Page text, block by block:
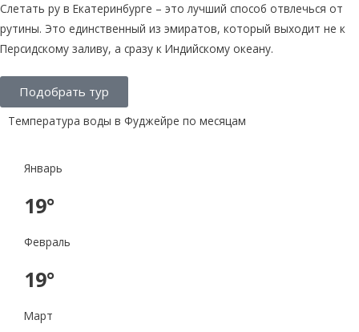
Слетать ру в Екатеринбурге – это лучший способ отвлечься от
рутины. Это единственный из эмиратов, который выходит не к
Персидскому заливу, а сразу к Индийскому океану.
Подобрать тур
Температура воды в Фуджейре по месяцам
Январь
19°
Февраль
19°
Март